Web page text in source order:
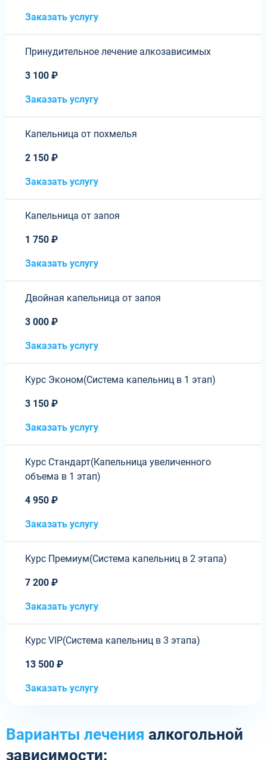
Заказать услугу
Принудительное лечение алкозависимых
3 100 ₽
Заказать услугу
Капельница от похмелья
2 150 ₽
Заказать услугу
Капельница от запоя
1 750 ₽
Заказать услугу
Двойная капельница от запоя
3 000 ₽
Заказать услугу
Курс Эконом(Система капельниц в 1 этап)
3 150 ₽
Заказать услугу
Курс Стандарт(Капельница увеличенного
объема в 1 этап)
4 950 ₽
Заказать услугу
Курс Премиум(Система капельниц в 2 этапа)
7 200 ₽
Заказать услугу
Курс VIP(Система капельниц в 3 этапа)
13 500 ₽
Заказать услугу
Варианты лечения алкогольной
зависимости: